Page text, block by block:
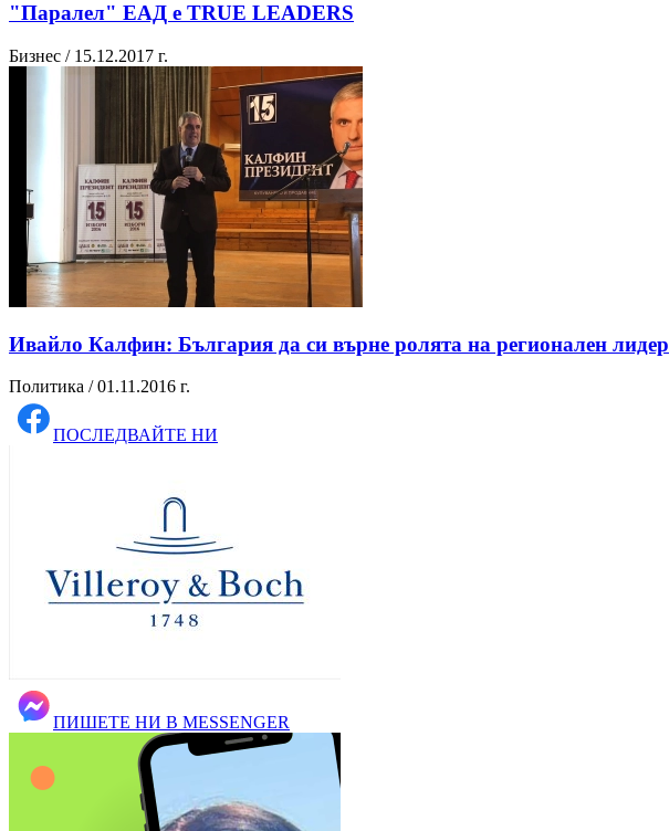
"Паралел" ЕАД е TRUE LEADERS
Бизнес / 15.12.2017 г.
Ивайло Калфин: България да си върне ролята на регионален лидер
Политика / 01.11.2016 г.
ПОСЛЕДВАЙТЕ НИ
ПИШЕТЕ НИ В MESSENGER